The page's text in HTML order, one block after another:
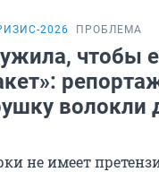
2026 ПРОБЛЕМА
чтобы
волокли
не имеет